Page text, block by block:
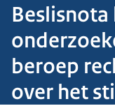
beroep
over het